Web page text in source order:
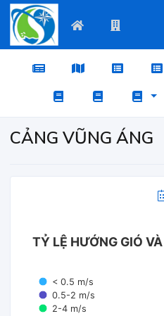
CẢNG VŨNG ÁNG
TỶ LỆ HƯỚNG GIÓ
< 0.5 m/s
0.5-2 m/s
2-4 m/s